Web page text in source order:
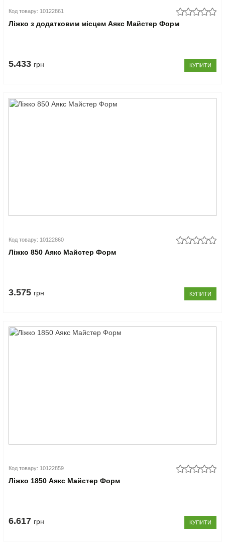
Код товару: 10122861
Ліжко з додатковим місцем Аякс Майстер Форм
5.433 грн КУПИТИ
Код товару: 10122860
Ліжко 850 Аякс Майстер Форм
3.575 грн КУПИТИ
Код товару: 10122859
Ліжко 1850 Аякс Майстер Форм
6.617 грн КУПИТИ